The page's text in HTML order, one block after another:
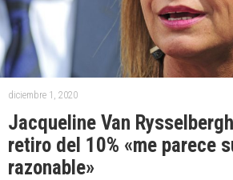
diciembre 1, 2020
Jacqueline Van
retiro del 10% «me parece
razonable»